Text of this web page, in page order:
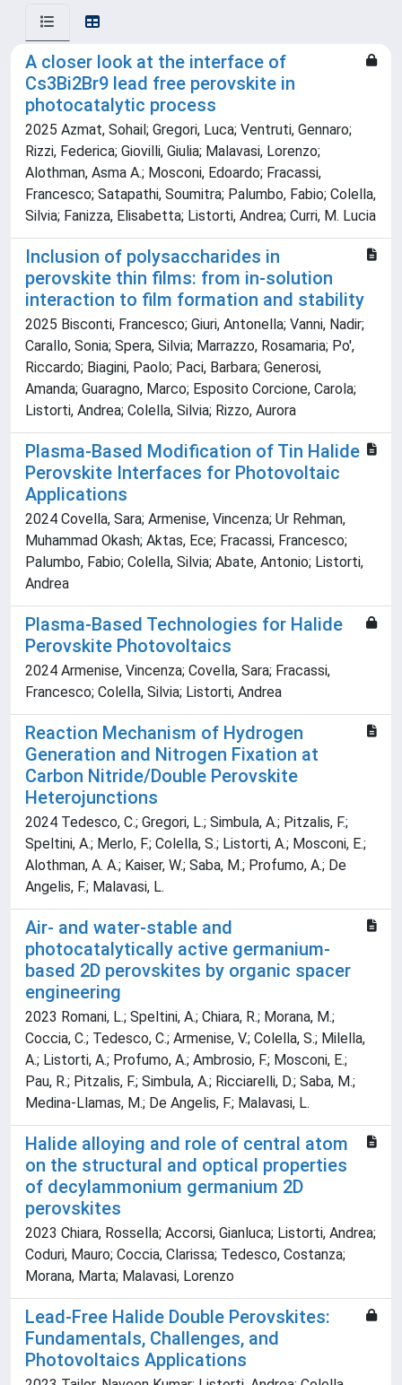
A closer look at the interface of
Cs3Bi2Br9 lead free perovskite in
photocatalytic process
2025 Azmat, Sohail; Gregori, Luca; Ventruti, Gennaro;
Rizzi, Federica; Giovilli, Giulia; Malavasi, Lorenzo;
Alothman, Asma A.; Mosconi, Edoardo; Fracassi,
Francesco; Satapathi, Soumitra; Palumbo, Fabio; Colella,
Silvia; Fanizza, Elisabetta; Listorti, Andrea; Curri, M. Lucia
Inclusion of polysaccharides in
perovskite thin films: from in-solution
interaction to film formation and stability
2025 Bisconti, Francesco; Giuri, Antonella; Vanni, Nadir;
Carallo, Sonia; Spera, Silvia; Marrazzo, Rosamaria; Po',
Riccardo; Biagini, Paolo; Paci, Barbara; Generosi,
Amanda; Guaragno, Marco; Esposito Corcione, Carola;
Listorti, Andrea; Colella, Silvia; Rizzo, Aurora
Plasma-Based Modification of Tin Halide
Perovskite Interfaces for Photovoltaic
Applications
2024 Covella, Sara; Armenise, Vincenza; Ur Rehman,
Muhammad Okash; Aktas, Ece; Fracassi, Francesco;
Palumbo, Fabio; Colella, Silvia; Abate, Antonio; Listorti,
Andrea
Plasma‐Based Technologies for Halide
Perovskite Photovoltaics
2024 Armenise, Vincenza; Covella, Sara; Fracassi,
Francesco; Colella, Silvia; Listorti, Andrea
Reaction Mechanism of Hydrogen
Generation and Nitrogen Fixation at
Carbon Nitride/Double Perovskite
Heterojunctions
2024 Tedesco, C.; Gregori, L.; Simbula, A.; Pitzalis, F.;
Speltini, A.; Merlo, F.; Colella, S.; Listorti, A.; Mosconi, E.;
Alothman, A. A.; Kaiser, W.; Saba, M.; Profumo, A.; De
Angelis, F.; Malavasi, L.
Air- and water-stable and
photocatalytically active germanium-
based 2D perovskites by organic spacer
engineering
2023 Romani, L.; Speltini, A.; Chiara, R.; Morana, M.;
Coccia, C.; Tedesco, C.; Armenise, V.; Colella, S.; Milella,
A.; Listorti, A.; Profumo, A.; Ambrosio, F.; Mosconi, E.;
Pau, R.; Pitzalis, F.; Simbula, A.; Ricciarelli, D.; Saba, M.;
Medina-Llamas, M.; De Angelis, F.; Malavasi, L.
Halide alloying and role of central atom
on the structural and optical properties
of decylammonium germanium 2D
perovskites
2023 Chiara, Rossella; Accorsi, Gianluca; Listorti, Andrea;
Coduri, Mauro; Coccia, Clarissa; Tedesco, Costanza;
Morana, Marta; Malavasi, Lorenzo
Lead‐Free Halide Double Perovskites:
Fundamentals, Challenges, and
Photovoltaics Applications